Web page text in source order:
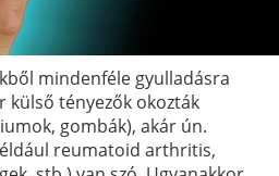
mindenféle gyulladásra
külső tényezők okozták
gombák), akár ún.
reumatoid arthritis,